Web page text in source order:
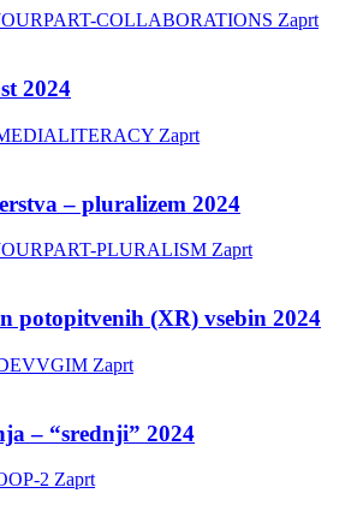
COLLABORATIONS Zaprt
2024
Zaprt
– pluralizem 2024
PLURALISM Zaprt
potopitvenih (XR) vsebin 2024
Zaprt
– “srednji” 2024
2 Zaprt